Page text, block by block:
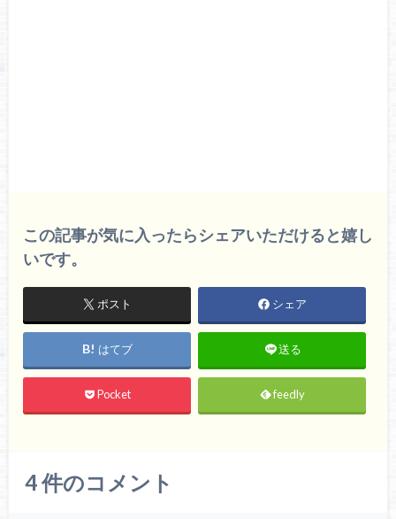
この記事が気に入ったらシェアいただけると嬉し
いです。
ポスト シェア
はてブ 送る
Pocket feedly
4件のコメント